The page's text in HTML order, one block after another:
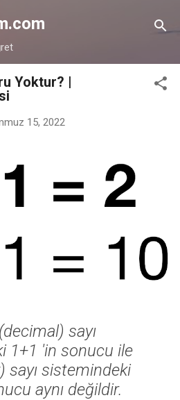
içeriğe atla
Yoktur? |
15, 2022
sayı
1+1 'in sonucu ile
sayı sistemindeki
aynı değildir.